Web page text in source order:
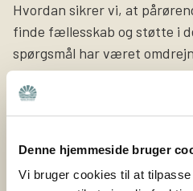
Denne hjemmeside bruger
Vi bruger cookies til at
Hvordan sikrer vi, at
finde fællesskab og støtte i
spørgsmål har været
projektet Nye veje til
netop har afsluttet sammen
Høreforeningen med støtte
lokale fællesskaber. Det er
Psykiatri, […]